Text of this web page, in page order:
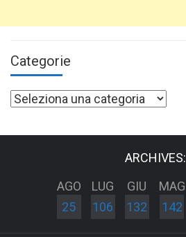
Categorie
Categorie
ARCHIVES:
AGO
25
LUG
106
GIU
132
MAG
142